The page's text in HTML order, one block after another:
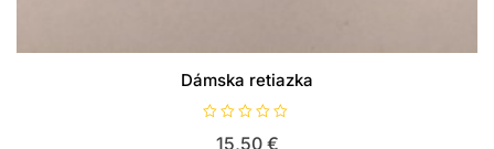
Dámska retiazka
15,50 €